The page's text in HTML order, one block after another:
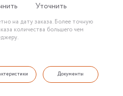
Уточнить
на дату заказа. Более точную
количества большего чем
Документы